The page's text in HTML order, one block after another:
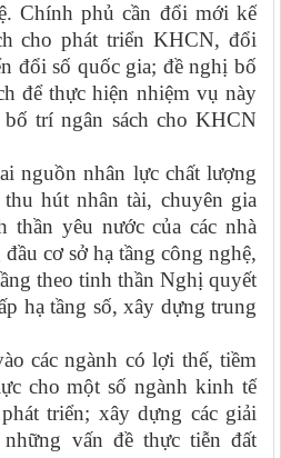
Chính phủ cần đổi mới kế
cho phát triển KHCN, đổi
đổi số quốc gia; đề nghị bố
để thực hiện nhiệm vụ này
trí ngân sách cho KHCN
nguồn nhân lực chất lượng
hút nhân tài, chuyên gia
thần yêu nước của các nhà
cơ sở hạ tầng công nghệ,
theo tinh thần Nghị quyết
hạ tầng số, xây dựng trung
các ngành có lợi thế, tiềm
cho một số ngành kinh tế
triển; xây dựng các giải
vấn đề thực tiễn đất